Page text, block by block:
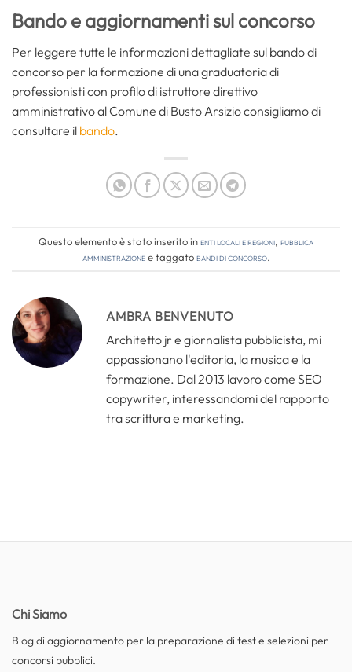
Bando e aggiornamenti sul concorso
Per leggere tutte le informazioni dettagliate sul bando di
concorso per la formazione di una graduatoria di
professionisti con profilo di istruttore direttivo
amministrativo al Comune di Busto Arsizio consigliamo di
consultare il bando.
Questo elemento è stato inserito inEnti locali e regioni, Pubblica
amministrazionee taggatobandi di concorso.
AMBRA BENVENUTO
Architetto jr e giornalista pubblicista, mi
appassionano l'editoria, la musica e la
formazione. Dal 2013 lavoro come SEO
copywriter, interessandomi del rapporto
tra scrittura e marketing.
Chi Siamo
Blog di aggiornamento per la preparazione di test e selezioni per
concorsi pubblici.